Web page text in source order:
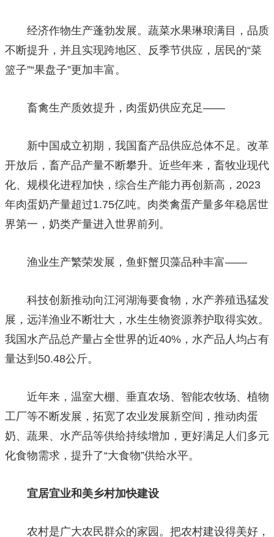
经济作物生产蓬勃发展。蔬菜水果琳琅满目，品质
不断提升，并且实现跨地区、反季节供应，居民的“菜
篮子”“果盘子”更加丰富。
畜禽生产质效提升，肉蛋奶供应充足——
新中国成立初期，我国畜产品供应总体不足。改革
开放后，畜产品产量不断攀升。近些年来，畜牧业现代
化、规模化进程加快，综合生产能力再创新高，2023
年肉蛋奶产量超过1.75亿吨。肉类禽蛋产量多年稳居世
界第一，奶类产量进入世界前列。
渔业生产繁荣发展，鱼虾蟹贝藻品种丰富——
科技创新推动向江河湖海要食物，水产养殖迅猛发
展，远洋渔业不断壮大，水生生物资源养护取得实效。
我国水产品总产量占全世界的近40%，水产品人均占有
量达到50.48公斤。
近年来，温室大棚、垂直农场、智能农牧场、植物
工厂等不断发展，拓宽了农业发展新空间，推动肉蛋
奶、蔬果、水产品等供给持续增加，更好满足人们多元
化食物需求，提升了“大食物”供给水平。
宜居宜业和美乡村加快建设
农村是广大农民群众的家园。把农村建设得美好，